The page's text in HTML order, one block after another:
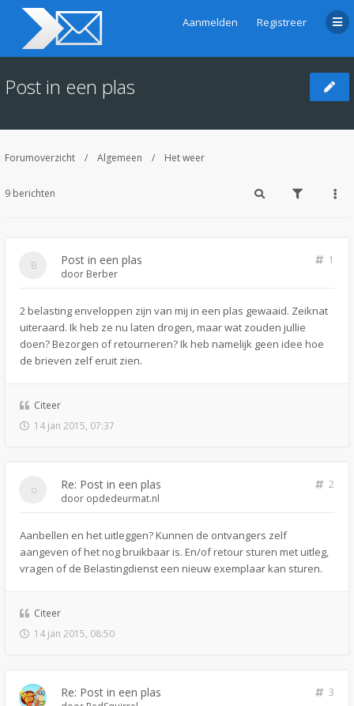
Aanmelden Registreer
Post in een plas
Forumoverzicht Algemeen Het weer
9 berichten
Post in een plas
1
door Berber
2 belasting enveloppen zijn van mij in een plas gewaaid. Zeiknat
uiteraard. Ik heb ze nu laten drogen, maar wat zouden jullie
doen? Bezorgen of retourneren? Ik heb namelijk geen idee hoe
de brieven zelf eruit zien.
Citeer
14 jan 2015, 07:37
Re: Post in een plas
2
door opdedeurmat.nl
Aanbellen en het uitleggen? Kunnen de ontvangers zelf
aangeven of het nog bruikbaar is. En/of retour sturen met uitleg,
vragen of de Belastingdienst een nieuw exemplaar kan sturen.
Citeer
14 jan 2015, 08:50
Re: Post in een plas
3